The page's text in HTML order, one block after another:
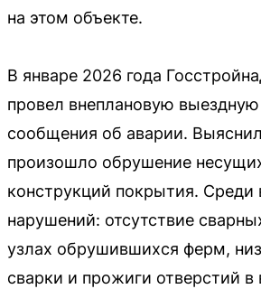
на этом объекте.
В январе 2026 года
провел внеплановую
сообщения об аварии.
произошло обрушение
конструкций покрытия. Среди
нарушений: отсутствие
узлах обрушившихся ферм,
сварки и прожиги отверстий в